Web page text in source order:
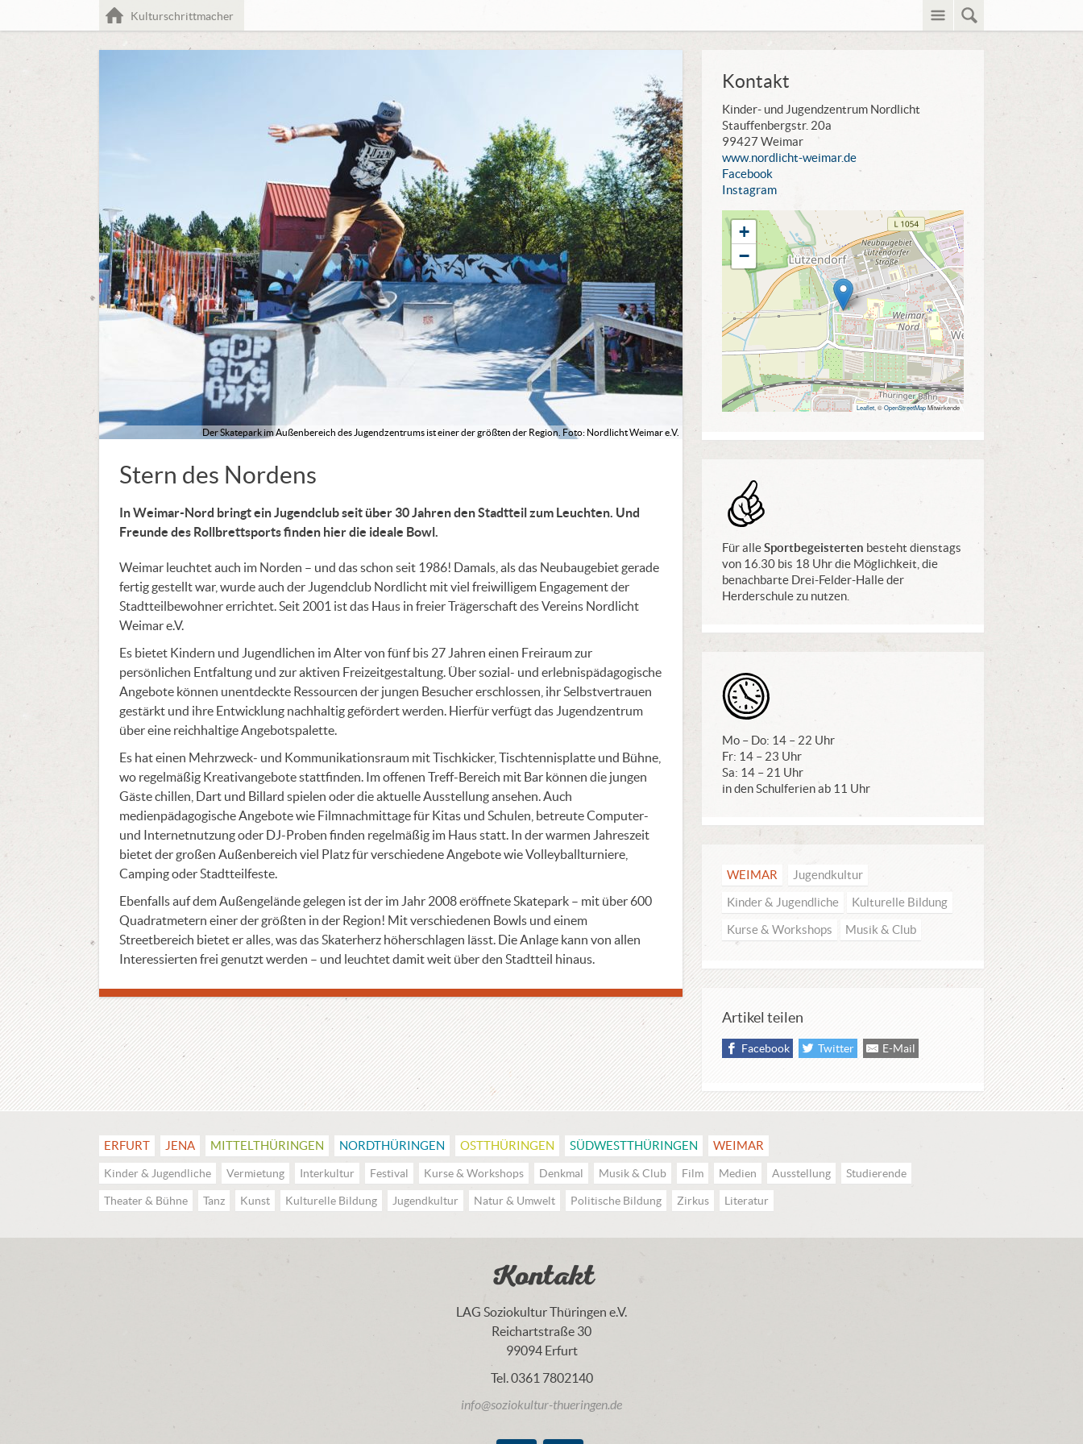
KulturschrittmacherHome Suche
Menü
Der Skatepark im Außenbereich des Jugendzentrums ist einer der größten der Region. Foto: Nordlicht Weimar e.V.
Stern des Nordens
In Weimar-Nord bringt ein Jugendclub seit über 30 Jahren den Stadtteil zum Leuchten. Und
Freunde des Rollbrettsports finden hier die ideale Bowl.
Weimar leuchtet auch im Norden – und das schon seit 1986! Damals, als das Neubaugebiet gerade
fertig gestellt war, wurde auch der Jugendclub Nordlicht mit viel freiwilligem Engagement der
Stadtteilbewohner errichtet. Seit 2001 ist das Haus in freier Trägerschaft des Vereins Nordlicht
Weimar e.V.
Es bietet Kindern und Jugendlichen im Alter von fünf bis 27 Jahren einen Freiraum zur
persönlichen Entfaltung und zur aktiven Freizeitgestaltung. Über sozial- und erlebnispädagogische
Angebote können unentdeckte Ressourcen der jungen Besucher erschlossen, ihr Selbstvertrauen
gestärkt und ihre Entwicklung nachhaltig gefördert werden. Hierfür verfügt das Jugendzentrum
über eine reichhaltige Angebotspalette.
Es hat einen Mehrzweck- und Kommunikationsraum mit Tischkicker, Tischtennisplatte und Bühne,
wo regelmäßig Kreativangebote stattfinden. Im offenen Treff-Bereich mit Bar können die jungen
Gäste chillen, Dart und Billard spielen oder die aktuelle Ausstellung ansehen. Auch
medienpädagogische Angebote wie Filmnachmittage für Kitas und Schulen, betreute Computer-
und Internetnutzung oder DJ-Proben finden regelmäßig im Haus statt. In der warmen Jahreszeit
bietet der großen Außenbereich viel Platz für verschiedene Angebote wie Volleyballturniere,
Camping oder Stadtteilfeste.
Ebenfalls auf dem Außengelände gelegen ist der im Jahr 2008 eröffnete Skatepark – mit über 600
Quadratmetern einer der größten in der Region! Mit verschiedenen Bowls und einem
Streetbereich bietet er alles, was das Skaterherz höherschlagen lässt. Die Anlage kann von allen
Interessierten frei genutzt werden – und leuchtet damit weit über den Stadtteil hinaus.
Kontakt
Kinder- und Jugendzentrum Nordlicht
Stauffenbergstr. 20a
99427 Weimar
www.nordlicht-weimar.de
Facebook
Instagram
+
−
Leaflet , ©OpenStreetMapMitwirkende
Für alleSportbegeisterten besteht dienstags
von 16.30 bis 18 Uhr die Möglichkeit, die
benachbarte Drei-Felder-Halle der
Herderschule zu nutzen.
Mo – Do: 14 – 22 Uhr
Fr: 14 – 23 Uhr
Sa: 14 – 21 Uhr
in den Schulferien ab 11 Uhr
WEIMAR
Jugendkultur
Kinder & Jugendliche
Kulturelle Bildung
Kurse & Workshops
Musik & Club
Artikel teilen
Facebook Twitter E-Mail
ERFURT JENA MITTEL­THÜRINGEN NORDTHÜRINGEN OSTTHÜRINGEN SÜDWESTTHÜRINGEN WEIMAR
Kinder & Jugendliche Vermietung Interkultur Festival Kurse & Workshops Denkmal Musik & Club Film Medien Ausstellung Studierende
Theater & Bühne Tanz Kunst Kulturelle Bildung Jugendkultur Natur & Umwelt Politische Bildung Zirkus Literatur
Kontakt
LAG Soziokultur Thüringen e.V.
Reichartstraße 30
99094 Erfurt
Tel. 0361 7802140
info@soziokultur-thueringen.de